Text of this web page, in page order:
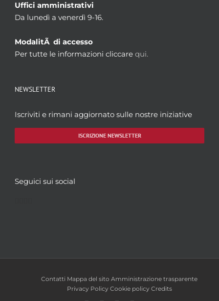
Uffici amministrativi
Da lunedì a venerdì 9-16.
ModalitÃ di accesso
Per tutte le informazioni cliccare qui.
NEWSLETTER
Iscriviti e rimani aggiornato sulle nostre iniziative
ISCRIZIONE NEWSLETTER
Seguici sui social
Contatti Mappa del sito Amministrazione trasparente
Privacy Policy Cookie policy Credits